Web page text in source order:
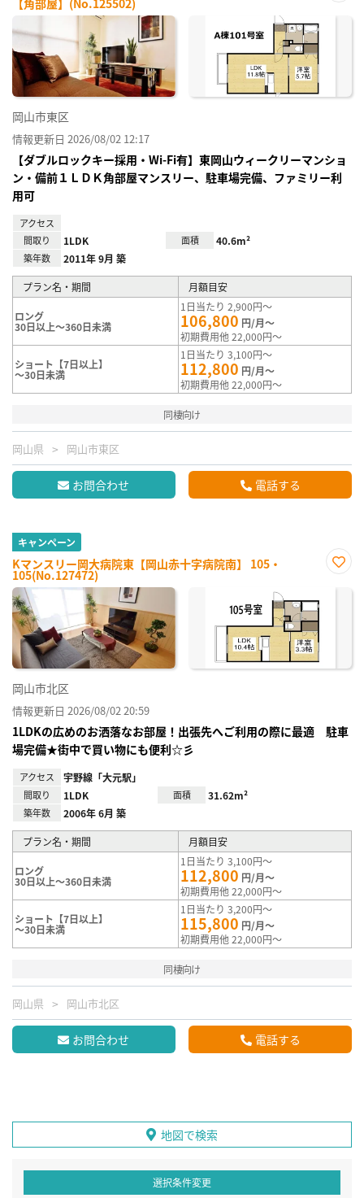
に入
岡山市東区
情報更新日 2026/08/02 12:17
【ダブルロックキー採用・Wi-Fi有】東岡山ウィークリーマンショ
ン・備前１ＬＤＫ角部屋マンスリー、駐車場完備、ファミリー利
用可
アクセス
間取り
1LDK 面積 40.6m²
築年数 2011年 9月 築
プラン名・期間 月額目安
ロング
30日以上～360日未満
1日当たり 2,900円～
106,800 円/月～
初期費用他 22,000円～
ショート【7日以上】
～30日未満
1日当たり 3,100円～
112,800 円/月～
初期費用他 22,000円～
同棲向け
岡山県 岡山市東区
お問合わせ 電話する
キャンペーン
Kマンスリー岡大病院東【岡山赤十字病院南】 105・
105(No.127472)
に入
岡山市北区
情報更新日 2026/08/02 20:59
1LDKの広めのお洒落なお部屋！出張先へご利用の際に最適 駐車
場完備★街中で買い物にも便利☆彡
アクセス 宇野線「大元駅」
間取り 1LDK 面積 31.62m²
築年数 2006年 6月 築
プラン名・期間 月額目安
ロング
30日以上～360日未満
1日当たり 3,100円～
112,800 円/月～
初期費用他 22,000円～
ショート【7日以上】
～30日未満
1日当たり 3,200円～
115,800 円/月～
初期費用他 22,000円～
同棲向け
岡山県 岡山市北区
お問合わせ 電話する
地図で検索
選択条件変更